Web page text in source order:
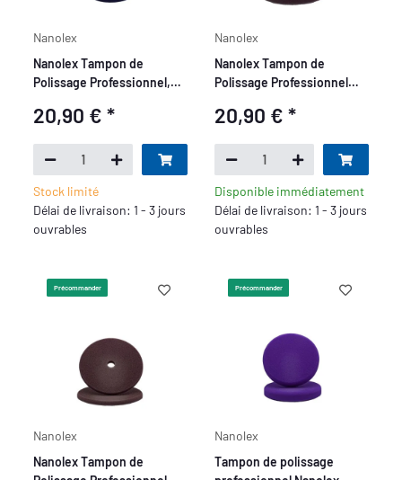
Nanolex
Nanolex Tampon de
Polissage Professionnel,
20,90 €*
Stock limité
Délai de livraison: 1 - 3 jours
ouvrables
Nanolex
Nanolex Tampon de
Polissage Professionnel
Gris x2
20,90 € *
Disponible immédiatement
Délai de livraison: 1 - 3 jours
ouvrables
Précommander
Nanolex
Nanolex Tampon de
Précommander
Nanolex
Tampon de polissage